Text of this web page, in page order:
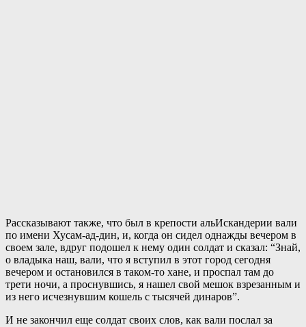
Рассказывают также, что был в крепости альИскандерии вали
по имени Хусам-ад-дин, и, когда он сидел однажды вечером в
своем зале, вдруг подошел к нему один солдат и сказал: “Знай,
о владыка наш, вали, что я вступил в этот город сегодня
вечером и остановился в таком-то хане, и проспал там до
трети ночи, а проснувшись, я нашел свой мешок взрезанным и
из него исчезнувшим кошель с тысячей динаров”.
И не закончил еще солдат своих слов, как вали послал за